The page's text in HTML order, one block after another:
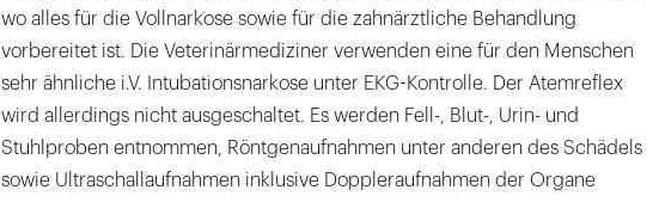
wo alles für die Vollnarkose sowie für die zahnärztliche Behandlung
vorbereitet ist. Die Veterinärmediziner verwenden eine für den Menschen
sehr ähnliche i.V. Intubationsnarkose unter EKG-Kontrolle. Der Atemreflex
wird allerdings nicht ausgeschaltet. Es werden Fell-, Blut-, Urin- und
Stuhlproben entnommen, Röntgenaufnahmen unter anderen des Schädels
sowie Ultraschallaufnahmen inklusive Doppleraufnahmen der Organe